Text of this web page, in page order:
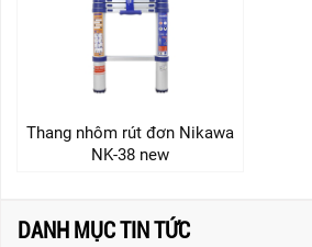
Thang nhôm rút đơn Nikawa
NK-38 new
DANH MỤC TIN TỨC